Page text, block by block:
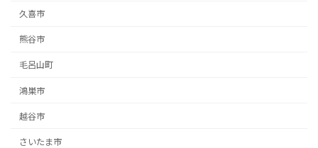
久喜市
熊谷市
毛呂山町
鴻巣市
越谷市
さいたま市